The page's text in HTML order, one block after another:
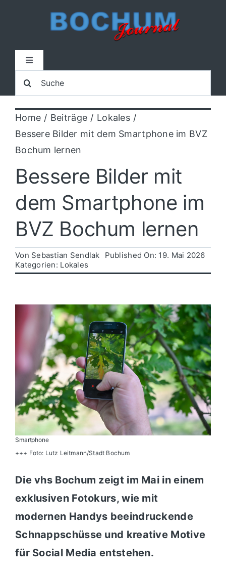
Toggle
Home
Lokal
Blaulicht
Sport
Kultur
Politik
Suche
nach:
Home Beiträge
Lokales
Bessere Bilder mit dem Smartphone im BVZ
Bochum lernen
Bessere Bilder mit
dem Smartphone im
BVZ Bochum lernen
Von Sebastian Sendlak
Published On: 19. Mai 2026
Kategorien: Lokales
Smartphone
+++ Foto: Lutz Leitmann/Stadt Bochum
Die vhs Bochum zeigt im Mai in einem
exklusiven Fotokurs, wie mit
modernen Handys beeindruckende
Schnappschüsse und kreative Motive
für Social Media entstehen.